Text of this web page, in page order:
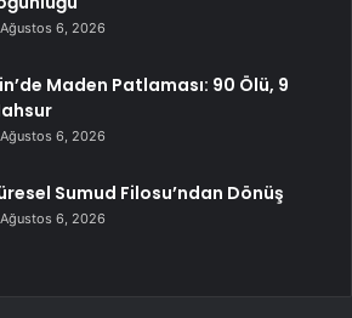
Ağustos 6, 2026
Maden Patlaması: 90 Ölü, 9
Ağustos 6, 2026
Sumud Filosu’ndan Dönüş
Ağustos 6, 2026